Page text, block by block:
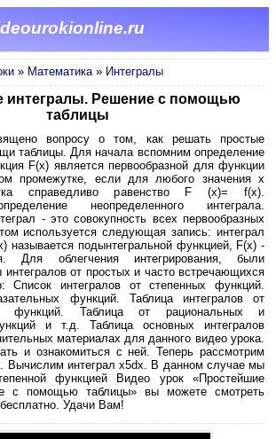
» Математика» Интегралы
интегралы. Решение с помощью
таблицы
вопросу о том, как решать простые
таблицы. Для начала вспомним определение
F(x) является первообразной для функции
промежутке, если для любого значения x
справедливо равенство F (x)= f(x).
неопределенного интеграла.
- это совокупность всех первообразных
используется следующая запись: интеграл
называется подынтегральной функцией, F(x) -
Для облегчения интегрирования, были
интегралов от простых и часто встречающихся
Список интегралов от степенных функций.
функций. Таблица интегралов от
функций. Таблица от рациональных и
и т.д. Таблица основных интегралов
материалах для данного видео урока.
и ознакомиться с ней. Теперь рассмотрим
Вычислим интеграл x5dx. В данном случае мы
функцией Видео урок «Простейшие
с помощью таблицы» вы можете смотреть
Удачи Вам!